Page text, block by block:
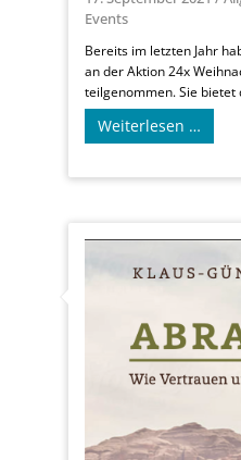
Events
Bereits im letzten Jahr
an der Aktion 24x
teilgenommen. Sie bietet
Weiterlesen …